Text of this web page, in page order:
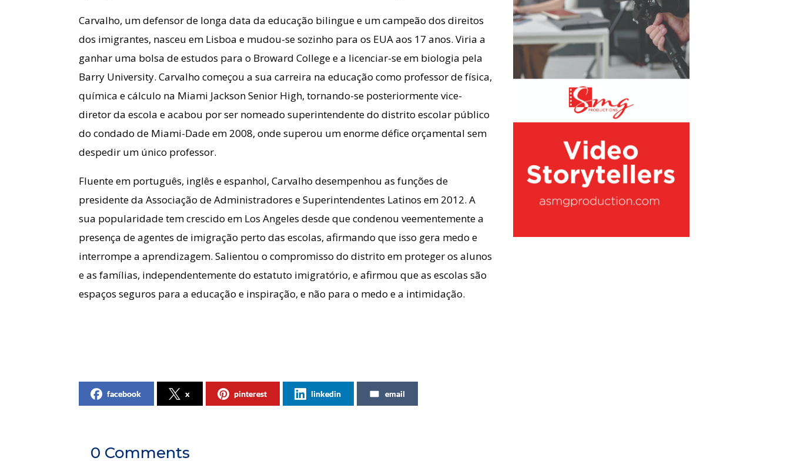
Carvalho, um defensor de longa data da educação bilingue e um campeão dos direitos
dos imigrantes, nasceu em Lisboa e mudou-se sozinho para os EUA aos 17 anos. Viria a
ganhar uma bolsa de estudos para o Broward College e a licenciar-se em biologia pela
Barry University. Carvalho começou a sua carreira na educação como professor de física,
química e cálculo na Miami Jackson Senior High, tornando-se posteriormente vice-
diretor da escola e acabou por ser nomeado superintendente do distrito escolar público
do condado de Miami-Dade em 2008, onde superou um enorme défice orçamental sem
despedir um único professor.
Fluente em português, inglês e espanhol, Carvalho desempenhou as funções de
presidente da Associação de Administradores e Superintendentes Latinos em 2012. A
sua popularidade tem crescido em Los Angeles desde que condenou veementemente a
presença de agentes de imigração perto das escolas, afirmando que isso gera medo e
interrompe a aprendizagem. Salientou o compromisso do distrito em proteger os alunos
e as famílias, independentemente do estatuto imigratório, e afirmou que as escolas são
espaços seguros para a educação e inspiração, e não para o medo e a intimidação.
facebook x pinterest linkedin email
0 Comments